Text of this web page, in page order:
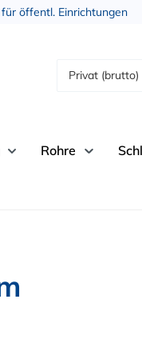
öffentl. Einrichtungen
Privat (brutto)
Rohre